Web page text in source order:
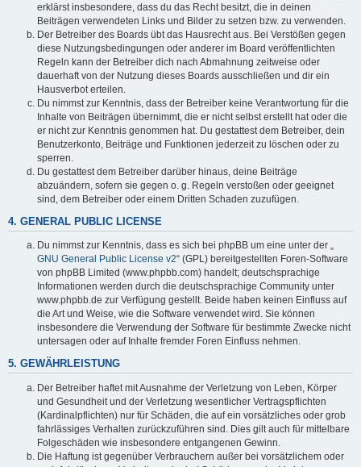
erklärst insbesondere, dass du das Recht besitzt, die in deinen
Beiträgen verwendeten Links und Bilder zu setzen bzw. zu verwenden.
Der Betreiber des Boards übt das Hausrecht aus. Bei Verstößen gegen
diese Nutzungsbedingungen oder anderer im Board veröffentlichten
Regeln kann der Betreiber dich nach Abmahnung zeitweise oder
dauerhaft von der Nutzung dieses Boards ausschließen und dir ein
Hausverbot erteilen.
Du nimmst zur Kenntnis, dass der Betreiber keine Verantwortung für die
Inhalte von Beiträgen übernimmt, die er nicht selbst erstellt hat oder die
er nicht zur Kenntnis genommen hat. Du gestattest dem Betreiber, dein
Benutzerkonto, Beiträge und Funktionen jederzeit zu löschen oder zu
sperren.
Du gestattest dem Betreiber darüber hinaus, deine Beiträge
abzuändern, sofern sie gegen o. g. Regeln verstoßen oder geeignet
sind, dem Betreiber oder einem Dritten Schaden zuzufügen.
4. GENERAL PUBLIC LICENSE
Du nimmst zur Kenntnis, dass es sich bei phpBB um eine unter der „
GNU General Public License v2“ (GPL) bereitgestellten Foren-Software
von phpBB Limited (www.phpbb.com) handelt; deutschsprachige
Informationen werden durch die deutschsprachige Community unter
www.phpbb.de zur Verfügung gestellt. Beide haben keinen Einfluss auf
die Art und Weise, wie die Software verwendet wird. Sie können
insbesondere die Verwendung der Software für bestimmte Zwecke nicht
untersagen oder auf Inhalte fremder Foren Einfluss nehmen.
5. GEWÄHRLEISTUNG
Der Betreiber haftet mit Ausnahme der Verletzung von Leben, Körper
und Gesundheit und der Verletzung wesentlicher Vertragspflichten
(Kardinalpflichten) nur für Schäden, die auf ein vorsätzliches oder grob
fahrlässiges Verhalten zurückzuführen sind. Dies gilt auch für mittelbare
Folgeschäden wie insbesondere entgangenen Gewinn.
Die Haftung ist gegenüber Verbrauchern außer bei vorsätzlichem oder